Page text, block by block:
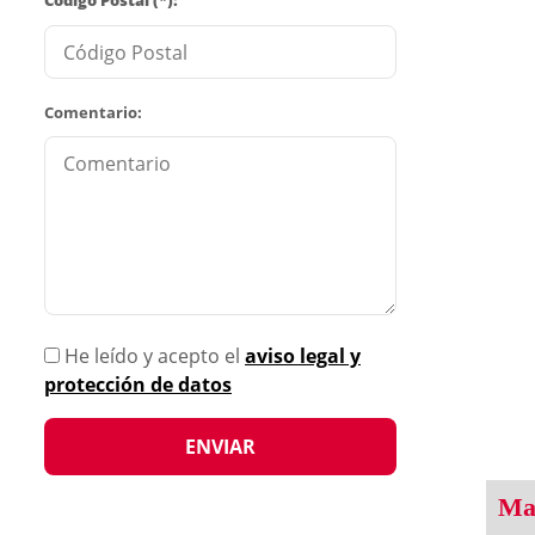
Comentario:
He leído y acepto el aviso legal y
protección de datos